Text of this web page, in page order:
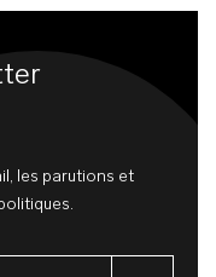
les parutions et